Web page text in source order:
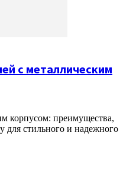
с металлическим
корпусом: преимущества,
для стильного и надежного